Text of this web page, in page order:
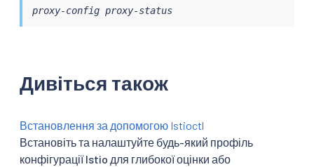
proxy-config proxy-status
Дивіться також
Встановлення за допомогою Istioctl
Встановіть та налаштуйте будь-який профіль
конфігурації Istio для глибокої оцінки або